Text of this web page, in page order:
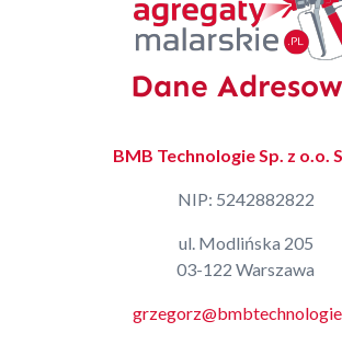
Dane
BMB Technologie Sp. z o.o.
NIP: 5242882822
ul. Modlińska 205
03-122 Warszawa